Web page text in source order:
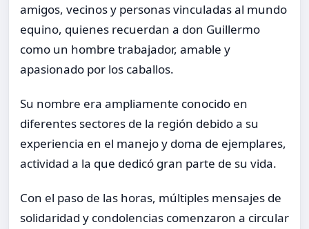
amigos, vecinos y personas vinculadas al mundo
equino, quienes recuerdan a don Guillermo
como un hombre trabajador, amable y
apasionado por los caballos.
Su nombre era ampliamente conocido en
diferentes sectores de la región debido a su
experiencia en el manejo y doma de ejemplares,
actividad a la que dedicó gran parte de su vida.
Con el paso de las horas, múltiples mensajes de
solidaridad y condolencias comenzaron a circular